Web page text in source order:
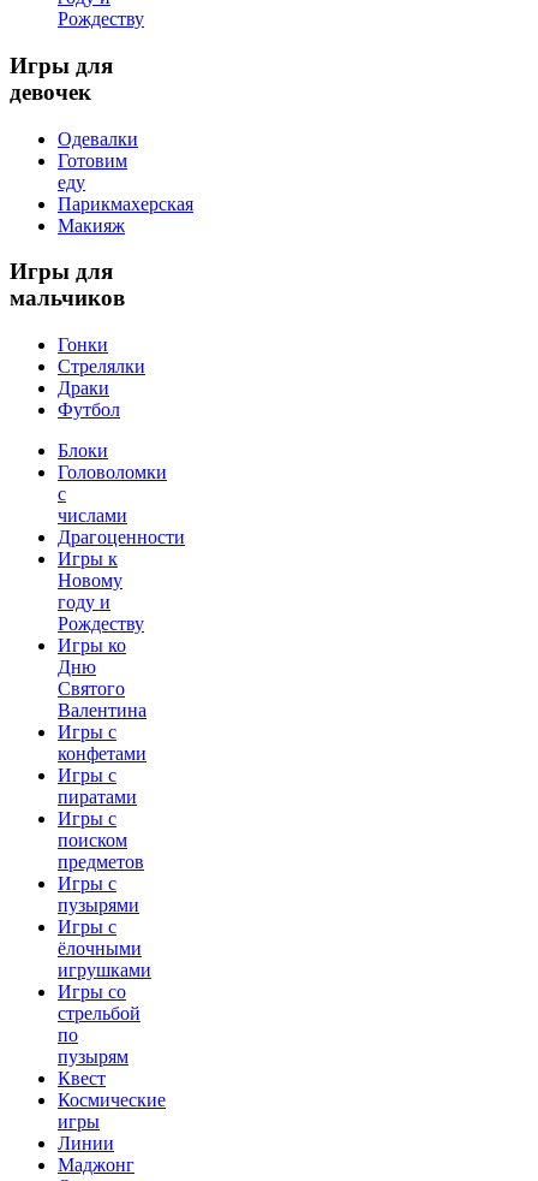
Рождеству
Игры для
девочек
Одевалки
Готовим
еду
Парикмахерская
Макияж
Игры для
мальчиков
Гонки
Стрелялки
Драки
Футбол
Блоки
Головоломки
с
числами
Драгоценности
Игры к
Новому
году и
Рождеству
Игры ко
Дню
Святого
Валентина
Игры с
конфетами
Игры с
пиратами
Игры с
поиском
предметов
Игры с
пузырями
Игры с
ёлочными
игрушками
Игры со
стрельбой
по
пузырям
Квест
Космические
игры
Линии
Маджонг